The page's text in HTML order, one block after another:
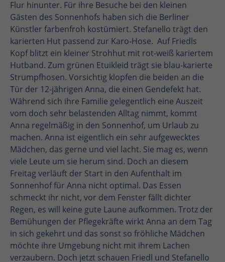
Flur hinunter. Für ihre Besuche bei den kleinen
Gästen des Sonnenhofs haben sich die Berliner
Künstler farbenfroh kostümiert. Stefanello trägt den
karierten Hut passend zur Karo-Hose. Auf Friedls
Kopf blitzt ein kleiner Strohhut mit rot-weiß kariertem
Hutband. Zum grünen Etuikleid trägt sie blau-karierte
Strumpfhosen. Vorsichtig klopfen die beiden an die
Tür der 12-jährigen Anna, die einen Gendefekt hat.
Während sich ihre Familie gelegentlich eine Auszeit
vom doch sehr belastenden Alltag nimmt, kommt
Anna regelmäßig in den Sonnenhof, um Urlaub zu
machen. Anna ist eigentlich ein sehr aufgewecktes
Mädchen, das gerne und viel lacht. Sie mag es, wenn
viele Leute um sie herum sind. Doch an diesem
Freitag verläuft der Start in den Aufenthalt im
Sonnenhof für Anna nicht optimal. Das Essen
schmeckt ihr nicht, vor dem Fenster fällt dichter
Regen, es will keine gute Laune aufkommen. Trotz der
Bemühungen der Pflegekräfte wirkt Anna an dem Tag
in sich gekehrt und das sonst so fröhliche Mädchen
möchte ihre Umgebung nicht mit ihrem Lachen
verzaubern. Doch jetzt schauen Friedl und Stefanello